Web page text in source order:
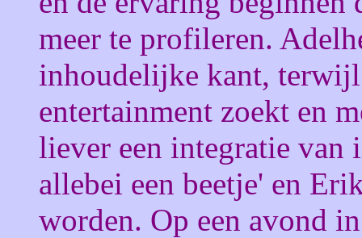
meer te profileren.
inhoudelijke kant,
entertainment zoekt en
liever een integratie van
allebei een beetje' en
worden. Op een avond